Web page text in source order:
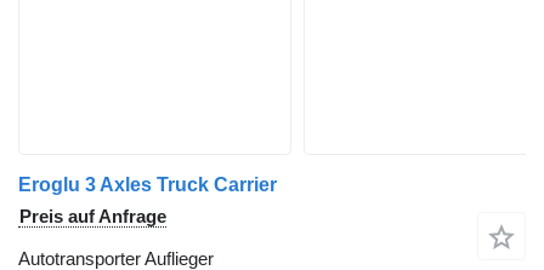
Eroglu 3 Axles Truck Carrier
Preis auf Anfrage
Autotransporter Auflieger